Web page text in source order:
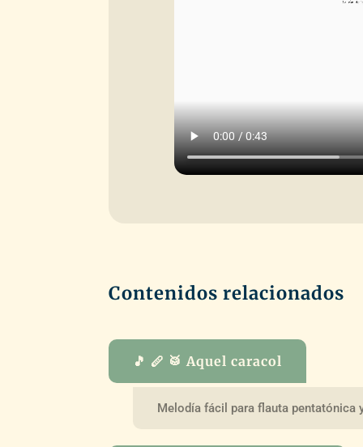
Contenidos relacionados
🎵 🪈 🥁 Aquel caracol
Melodía fácil para flauta pentatónica